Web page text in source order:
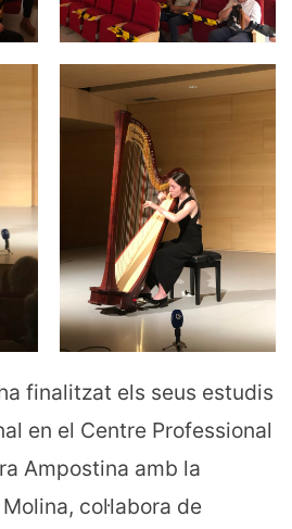
finalitzat els seus estudis
en el Centre Professional
Ampostina amb la
col·labora de